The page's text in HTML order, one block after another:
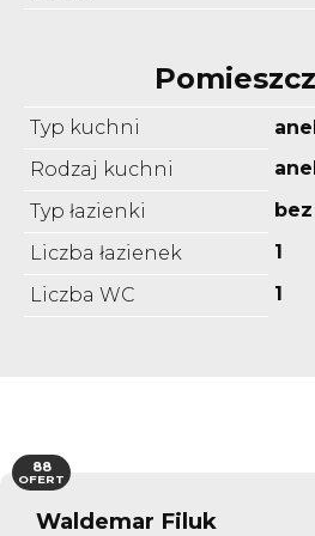
Typ kuchni
Rodzaj kuchni
Typ łazienki
Liczba łazienek
1
Liczba WC
1
Waldemar Filuk
88
OFERT